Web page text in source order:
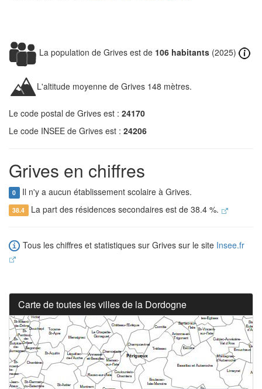
La population de Grives est de 106 habitants (2025)
L'altitude moyenne de Grives 148 mètres.
Le code postal de Grives est : 24170
Le code INSEE de Grives est : 24206
Grives en chiffres
0 Il n'y a aucun établissement scolaire à Grives.
38.4 La part des résidences secondaires est de 38.4 %.
Tous les chiffres et statistiques sur Grives sur le site Insee.fr
Carte de toutes les villes de la Dordogne